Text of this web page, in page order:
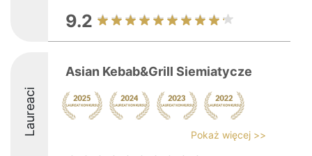
9.2
Laureaci
Asian Kebab&Grill Siemiatycze
Pokaż więcej >>